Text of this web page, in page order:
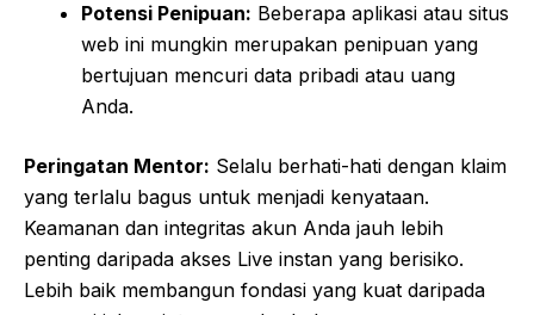
Potensi Penipuan: Beberapa aplikasi atau situs
web ini mungkin merupakan penipuan yang
bertujuan mencuri data pribadi atau uang
Anda.
Peringatan Mentor: Selalu berhati-hati dengan klaim
yang terlalu bagus untuk menjadi kenyataan.
Keamanan dan integritas akun Anda jauh lebih
penting daripada akses Live instan yang berisiko.
Lebih baik membangun fondasi yang kuat daripada